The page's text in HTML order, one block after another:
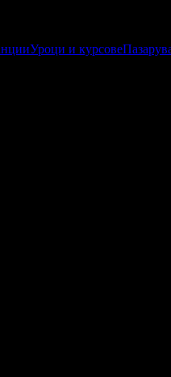
Уроци и курсове